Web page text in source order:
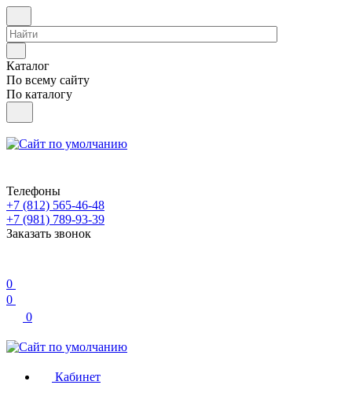
Каталог
По всему сайту
По каталогу
Телефоны
+7 (812) 565-46-48
+7 (981) 789-93-39
Заказать звонок
0
0
0
Кабинет